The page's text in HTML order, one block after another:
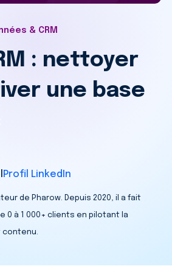
& CRM
: nettoyer
une base
Profil LinkedIn
de Pharow. Depuis 2020, il a fait
0 à 1 000+ clients en pilotant la
contenu.